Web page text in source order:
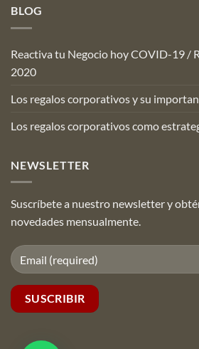
BLOG
Reactiva tu Negocio hoy COVID-19 /
2020
Los regalos corporativos y su
Los regalos corporativos como
NEWSLETTER
Suscríbete a nuestro newsletter y
novedades mensualmente.